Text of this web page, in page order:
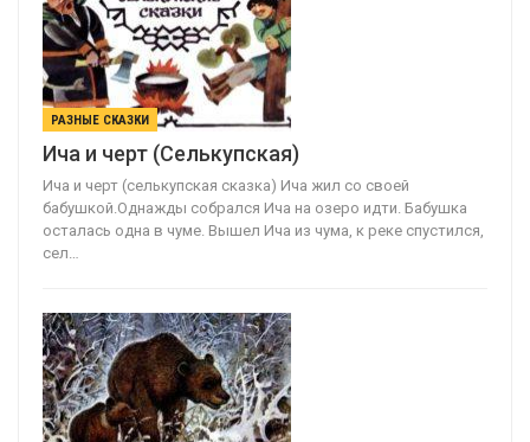
РАЗНЫЕ СКАЗКИ
Ича и черт (Селькупская)
Ича и черт (селькупская сказка) Ича жил со своей
бабушкой.Однажды собрался Ича на озеро идти. Бабушка
осталась одна в чуме. Вышел Ича из чума, к реке спустился,
сел…